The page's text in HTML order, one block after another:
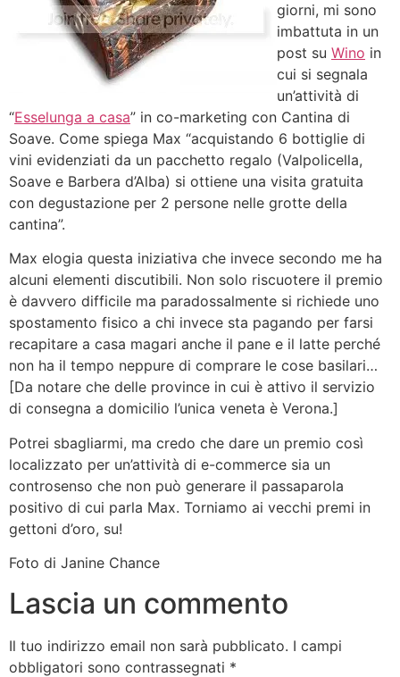
giorni, mi sono
imbattuta in un
post su Wino in
cui si segnala
un’attività di
“Esselunga a casa” in co-marketing con Cantina di
Soave. Come spiega Max “acquistando 6 bottiglie di
vini evidenziati da un pacchetto regalo (Valpolicella,
Soave e Barbera d’Alba) si ottiene una visita gratuita
con degustazione per 2 persone nelle grotte della
cantina”.
Max elogia questa iniziativa che invece secondo me ha
alcuni elementi discutibili. Non solo riscuotere il premio
è davvero difficile ma paradossalmente si richiede uno
spostamento fisico a chi invece sta pagando per farsi
recapitare a casa magari anche il pane e il latte perché
non ha il tempo neppure di comprare le cose basilari…
[Da notare che delle province in cui è attivo il servizio
di consegna a domicilio l’unica veneta è Verona.]
Potrei sbagliarmi, ma credo che dare un premio così
localizzato per un’attività di e-commerce sia un
controsenso che non può generare il passaparola
positivo di cui parla Max. Torniamo ai vecchi premi in
gettoni d’oro, su!
Foto di Janine Chance
Lascia un commento
Il tuo indirizzo email non sarà pubblicato. I campi
obbligatori sono contrassegnati *